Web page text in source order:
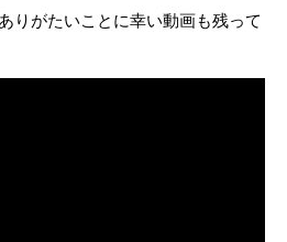
りがたいことに幸い動画も残って